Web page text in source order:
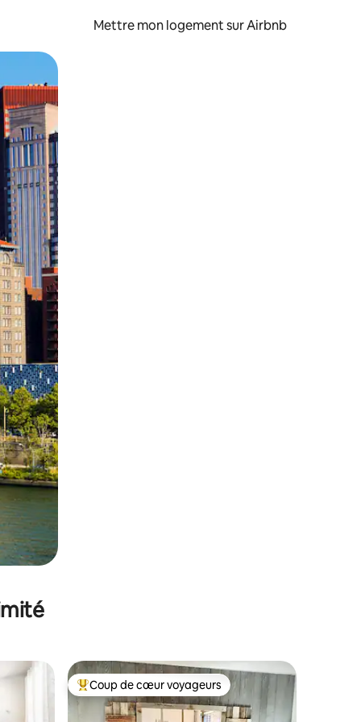
Mettre mon logement sur Airbnb
glisser.
appréciés Coups de cœur voyageurs les plus appréciés
Coup de cœur voyageurs